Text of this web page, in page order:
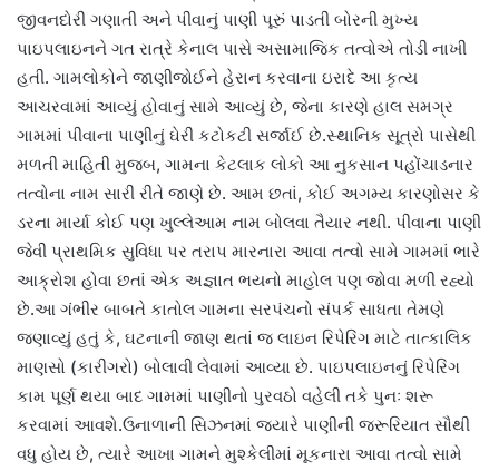
જીવનદોરી ગણાતી અને પીવાનું પાણી પૂરું પાડતી બોરની મુખ્ય
પાઇપલાઇનને ગત રાત્રે કેનાલ પાસે અસામાજિક તત્વોએ તોડી નાખી
હતી. ગામલોકોને જાણીજોઈને હેરાન કરવાના ઇરાદે આ કૃત્ય
આચરવામાં આવ્યું હોવાનું સામે આવ્યું છે, જેના કારણે હાલ સમગ્ર
ગામમાં પીવાના પાણીનું ઘેરી કટોકટી સર્જાઈ છે.સ્થાનિક સૂત્રો પાસેથી
મળતી માહિતી મુજબ, ગામના કેટલાક લોકો આ નુકસાન પહોંચાડનાર
તત્વોના નામ સારી રીતે જાણે છે. આમ છતાં, કોઈ અગમ્ય કારણોસર કે
ડરના માર્યા કોઈ પણ ખુલ્લેઆમ નામ બોલવા તૈયાર નથી. પીવાના પાણી
જેવી પ્રાથમિક સુવિધા પર તરાપ મારનારા આવા તત્વો સામે ગામમાં ભારે
આક્રોશ હોવા છતાં એક અજ્ઞાત ભયનો માહોલ પણ જોવા મળી રહ્યો
છે.આ ગંભીર બાબતે કાતોલ ગામના સરપંચનો સંપર્ક સાધતા તેમણે
જણાવ્યું હતું કે, ઘટનાની જાણ થતાં જ લાઇન રિપેરિંગ માટે તાત્કાલિક
માણસો (કારીગરો) બોલાવી લેવામાં આવ્યા છે. પાઇપલાઇનનું રિપેરિંગ
કામ પૂર્ણ થયા બાદ ગામમાં પાણીનો પુરવઠો વહેલી તકે પુનઃ શરૂ
કરવામાં આવશે.ઉનાળાની સિઝનમાં જ્યારે પાણીની જરૂરિયાત સૌથી
વધુ હોય છે, ત્યારે આખા ગામને મુશ્કેલીમાં મૂકનારા આવા તત્વો સામે